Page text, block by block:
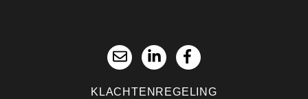
KLACHTENREGELING